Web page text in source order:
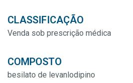
CLASSIFICAÇÃO
Venda sob prescrição médica
COMPOSTO
besilato de levanlodipino